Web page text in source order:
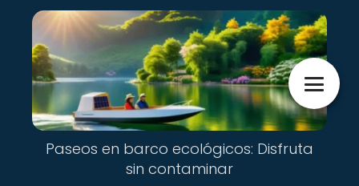
Paseos en barco ecológicos: Disfruta
sin contaminar